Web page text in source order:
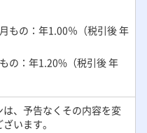
もの：年1.00％（税引後 年
の：年1.20%（税引後 年
、予告なくその内容を変
います。